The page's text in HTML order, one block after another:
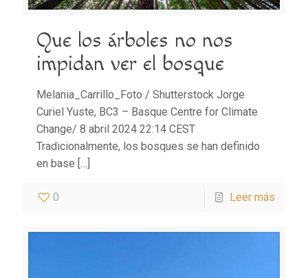
Que los árboles no nos
impidan ver el bosque
Melania_Carrillo_Foto / Shutterstock Jorge
Curiel Yuste, BC3 – Basque Centre for Climate
Change/ 8 abril 2024 22:14 CEST
Tradicionalmente, los bosques se han definido
en base […]
0 Leer más